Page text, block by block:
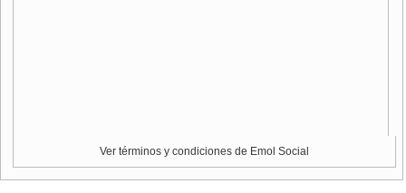
Ver términos y condiciones de Emol Social